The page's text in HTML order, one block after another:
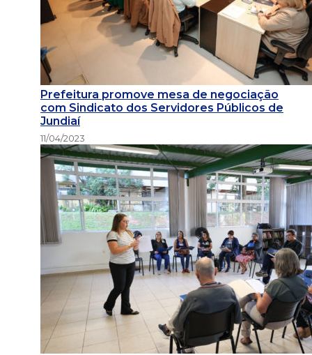
Prefeitura promove mesa de negociação
com Sindicato dos Servidores Públicos de
Jundiaí
11/04/2023